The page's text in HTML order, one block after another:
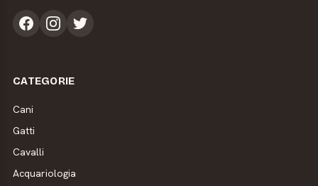
CATEGORIE
Cani
Gatti
Cavalli
Acquariologia